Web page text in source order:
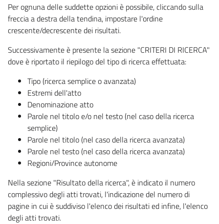
Per ognuna delle suddette opzioni è possibile, cliccando sulla
freccia a destra della tendina, impostare l'ordine
crescente/decrescente dei risultati.
Successivamente è presente la sezione "CRITERI DI RICERCA"
dove è riportato il riepilogo del tipo di ricerca effettuata:
Tipo (ricerca semplice o avanzata)
Estremi dell'atto
Denominazione atto
Parole nel titolo e/o nel testo (nel caso della ricerca
semplice)
Parole nel titolo (nel caso della ricerca avanzata)
Parole nel testo (nel caso della ricerca avanzata)
Regioni/Province autonome
Nella sezione "Risultato della ricerca", è indicato il numero
complessivo degli atti trovati, l'indicazione del numero di
pagine in cui è suddiviso l'elenco dei risultati ed infine, l'elenco
degli atti trovati.